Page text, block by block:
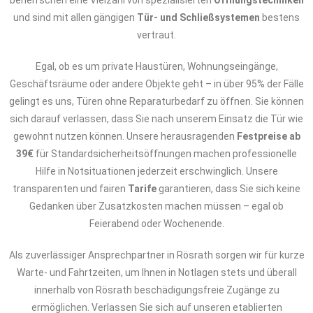
und sind mit allen gängigen Tür- und Schließsystemen bestens
vertraut.
Egal, ob es um private Haustüren, Wohnungseingänge,
Geschäftsräume oder andere Objekte geht – in über 95% der Fälle
gelingt es uns, Türen ohne Reparaturbedarf zu öffnen. Sie können
sich darauf verlassen, dass Sie nach unserem Einsatz die Tür wie
gewohnt nutzen können. Unsere herausragenden Festpreise ab
39€ für Standardsicherheitsöffnungen machen professionelle
Hilfe in Notsituationen jederzeit erschwinglich. Unsere
transparenten und fairen Tarife garantieren, dass Sie sich keine
Gedanken über Zusatzkosten machen müssen – egal ob
Feierabend oder Wochenende.
Als zuverlässiger Ansprechpartner in Rösrath sorgen wir für kurze
Warte- und Fahrtzeiten, um Ihnen in Notlagen stets und überall
innerhalb von Rösrath beschädigungsfreie Zugänge zu
ermöglichen. Verlassen Sie sich auf unseren etablierten